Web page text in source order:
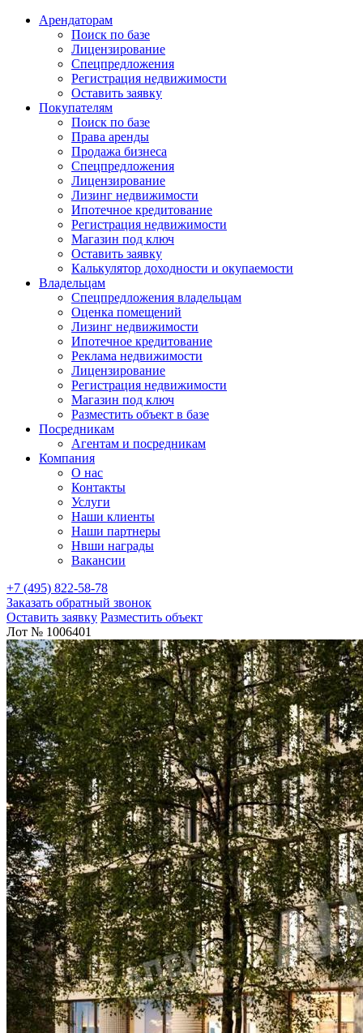
Арендаторам
Поиск по базе
Лицензирование
Спецпредложения
Регистрация недвижимости
Оставить заявку
Покупателям
Поиск по базе
Права аренды
Продажа бизнеса
Спецпредложения
Лицензирование
Лизинг недвижимости
Ипотечное кредитование
Регистрация недвижимости
Магазин под ключ
Оставить заявку
Калькулятор доходности и окупаемости
Владельцам
Спецпредложения владельцам
Оценка помещений
Лизинг недвижимости
Ипотечное кредитование
Реклама недвижимости
Лицензирование
Регистрация недвижимости
Магазин под ключ
Разместить объект в базе
Посредникам
Агентам и посредникам
Компания
О нас
Контакты
Услуги
Наши клиенты
Наши партнеры
Нвши награды
Вакансии
+7 (495) 822-58-78
Заказать обратный звонок
Оставить заявку Разместить объект
Лот № 1006401